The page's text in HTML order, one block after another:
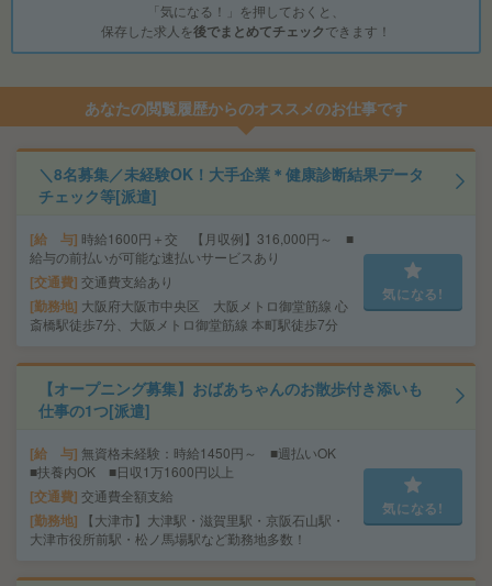
「気になる！」を押しておくと、
保存した求人を後でまとめてチェックできます！
あなたの閲覧履歴からのオススメのお仕事です
＼8名募集／未経験OK！大手企業＊健康診断結果データ
チェック等[派遣]
給 与 時給1600円＋交 【月収例】316,000円～ ■
給与の前払いが可能な速払いサービスあり
交通費 交通費支給あり
勤務地 大阪府大阪市中央区 大阪メトロ御堂筋線 心
斎橋駅徒歩7分、大阪メトロ御堂筋線 本町駅徒歩7分
気になる!
【オープニング募集】おばあちゃんのお散歩付き添いも
仕事の1つ[派遣]
給 与 無資格未経験：時給1450円～ ■週払いOK
■扶養内OK ■日収1万1600円以上
交通費 交通費全額支給
勤務地
【大津市】大津駅・滋賀里駅・京阪石山駅・
大津市役所前駅・松ノ馬場駅など勤務地多数！
気になる!